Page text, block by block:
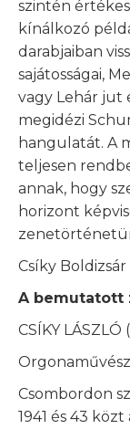
szintén
kínálkozó
darabjaiban
sajátosságai,
vagy Lehár jut
megidézi
hangulatát. A
teljesen
annak, hogy
horizont
Csíky
A bemutatott
CSÍKY LÁSZLÓ
Csombordon
1941 és 43